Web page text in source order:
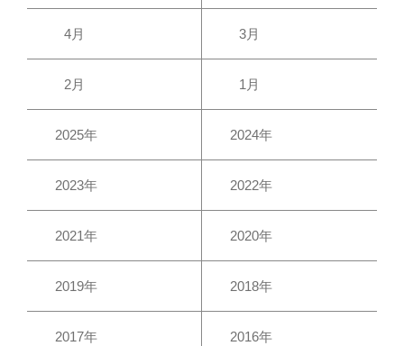
4月 3月
2月 1月
2025年 2024年
2023年 2022年
2021年 2020年
2019年 2018年
2017年 2016年